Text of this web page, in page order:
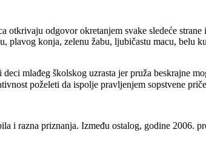
otkrivaju odgovor okretanjem svake sledeće
plavog konja, zelenu žabu, ljubičastu macu, belu
mlađeg školskog uzrasta jer pruža beskrajne
poželeti da ispolje pravljenjem sopstvene
i razna priznanja. Između ostalog, godine 2006.